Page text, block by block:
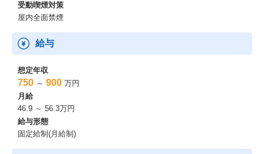
受動喫煙対策
屋内全面禁煙
給与
想定年収
750 ～ 900 万円
月給
46.9 ～ 56.3万円
給与形態
固定給制(月給制)